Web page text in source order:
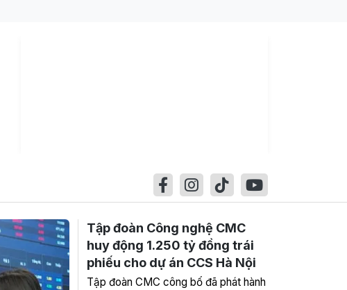
Tập đoàn Công nghệ CMC
huy động 1.250 tỷ đồng trái
phiếu cho dự án CCS Hà Nội
Tập đoàn CMC công bố đã phát hành